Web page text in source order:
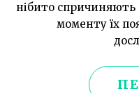
нібито спричиняють
моменту їх